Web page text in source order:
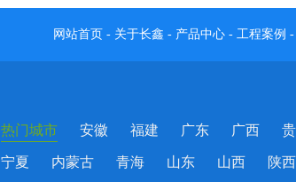
网站首页 - 关于长鑫 - 产品中心 - 工程案例 -
热门城市 安徽 福建 广东 广西
宁夏 内蒙古 青海 山东 山西 陕西